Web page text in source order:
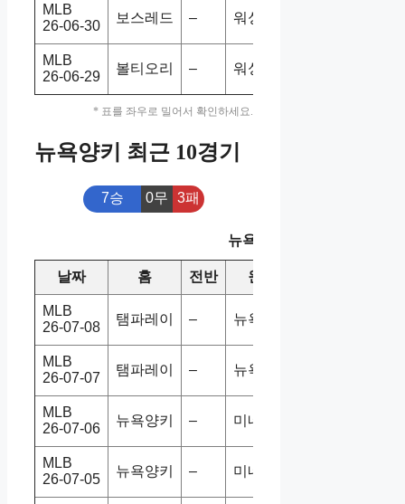
MLB
26-06-30
보스레드 – 워싱내셔
MLB
26-06-29
볼티오리 – 워싱내셔
* 표를 좌우로 밀어서 확인하세요.
뉴욕양키 최근 10경기
7승 0무 3패
뉴욕양키 최근 10경기
날짜 홈 전반 원정
MLB
26-07-08
탬파레이 – 뉴욕양키
MLB
26-07-07
탬파레이 – 뉴욕양키
MLB
26-07-06
뉴욕양키 – 미네트윈
MLB
26-07-05
뉴욕양키 – 미네트윈